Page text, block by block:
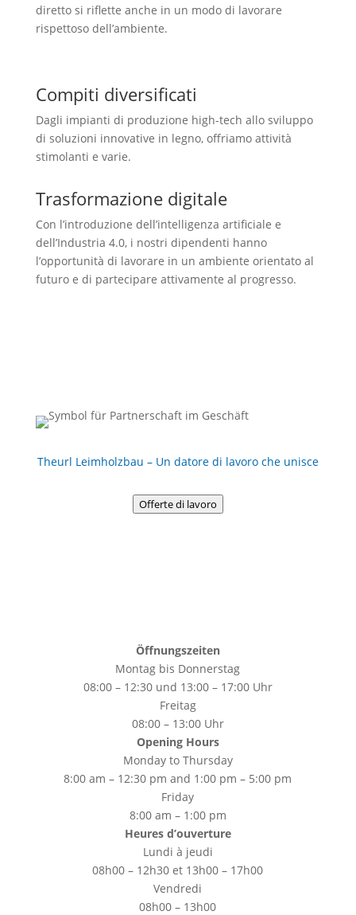
diretto si riflette anche in un modo di lavorare
rispettoso dell’ambiente.
Compiti diversificati
Dagli impianti di produzione high-tech allo sviluppo
di soluzioni innovative in legno, offriamo attività
stimolanti e varie.
Trasformazione digitale
Con l’introduzione dell’intelligenza artificiale e
dell’Industria 4.0, i nostri dipendenti hanno
l’opportunità di lavorare in un ambiente orientato al
futuro e di partecipare attivamente al progresso.
Theurl Leimholzbau – Un datore di lavoro che unisce
Offerte di lavoro
Öffnungszeiten
Montag bis Donnerstag
08:00 – 12:30 und 13:00 – 17:00 Uhr
Freitag
08:00 – 13:00 Uhr
Opening Hours
Monday to Thursday
8:00 am – 12:30 pm and 1:00 pm – 5:00 pm
Friday
8:00 am – 1:00 pm
Heures d’ouverture
Lundi à jeudi
08h00 – 12h30 et 13h00 – 17h00
Vendredi
08h00 – 13h00